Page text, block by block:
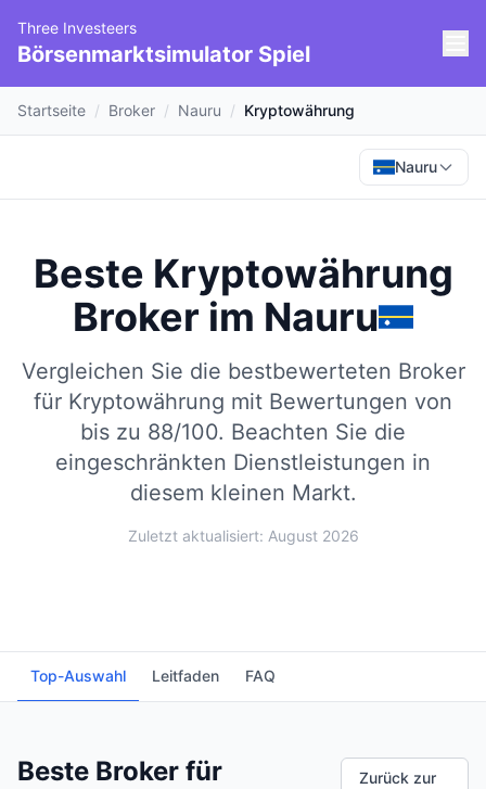
Three Investeers
Börsenmarktsimulator Spiel
Startseite / Broker / Nauru / Kryptowährung
Nauru
Beste Kryptowährung
Broker im Nauru
Vergleichen Sie die bestbewerteten Broker
für Kryptowährung mit Bewertungen von
bis zu 88/100. Beachten Sie die
eingeschränkten Dienstleistungen in
diesem kleinen Markt.
Zuletzt aktualisiert: August 2026
Top-Auswahl Leitfaden FAQ
Beste Broker für
Zurück zur